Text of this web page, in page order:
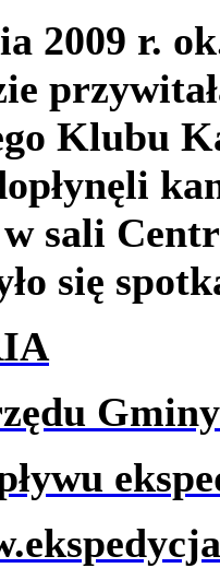
2009 r.
Klubu
w sali
się